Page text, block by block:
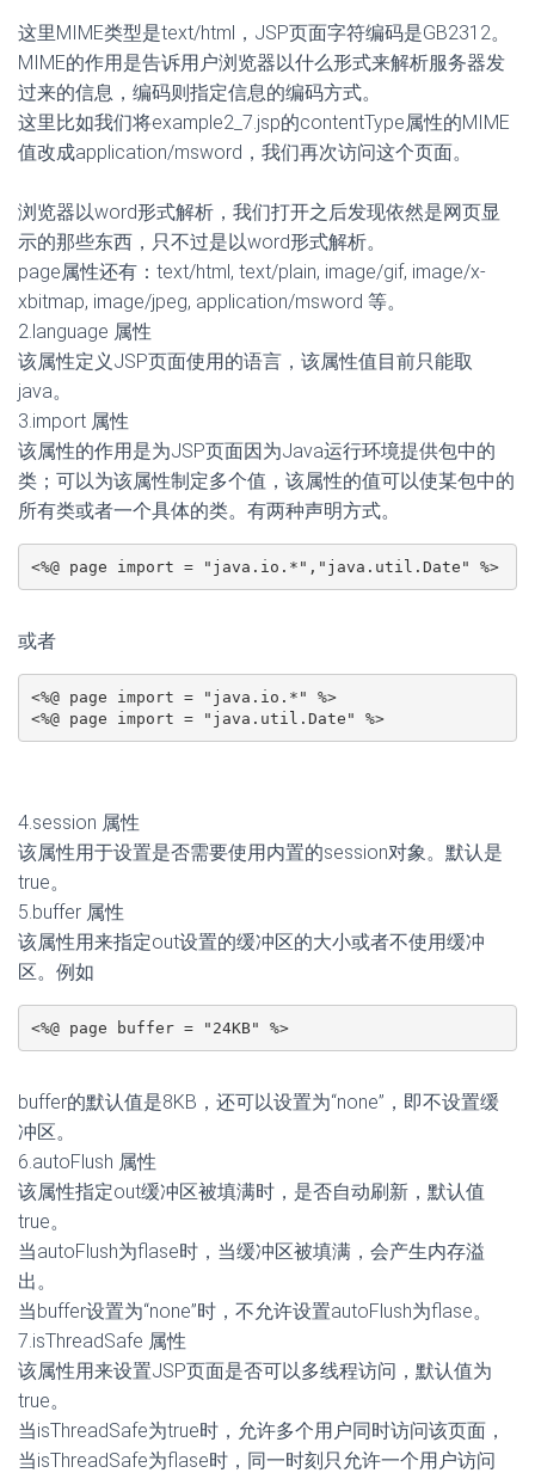
这里MIME类型是text/html，JSP页面字符编码是GB2312。
MIME的作用是告诉用户浏览器以什么形式来解析服务器发
过来的信息，编码则指定信息的编码方式。
这里比如我们将example2_7.jsp的contentType属性的MIME
值改成application/msword，我们再次访问这个页面。
浏览器以word形式解析，我们打开之后发现依然是网页显
示的那些东西，只不过是以word形式解析。
page属性还有：text/html, text/plain, image/gif, image/x-
xbitmap, image/jpeg, application/msword 等。
2.language 属性
该属性定义JSP页面使用的语言，该属性值目前只能取
java。
3.import 属性
该属性的作用是为JSP页面因为Java运行环境提供包中的
类；可以为该属性制定多个值，该属性的值可以使某包中的
所有类或者一个具体的类。有两种声明方式。
<%@ page import = "java.io.*","java.util.Date" %>
或者
<%@ page import = "java.io.*" %>
<%@ page import = "java.util.Date" %>
4.session 属性
该属性用于设置是否需要使用内置的session对象。默认是
true。
5.buffer 属性
该属性用来指定out设置的缓冲区的大小或者不使用缓冲
区。例如
<%@ page buffer = "24KB" %>
buffer的默认值是8KB，还可以设置为“none”，即不设置缓
冲区。
6.autoFlush 属性
该属性指定out缓冲区被填满时，是否自动刷新，默认值
true。
当autoFlush为flase时，当缓冲区被填满，会产生内存溢
出。
当buffer设置为“none”时，不允许设置autoFlush为flase。
7.isThreadSafe 属性
该属性用来设置JSP页面是否可以多线程访问，默认值为
true。
当isThreadSafe为true时，允许多个用户同时访问该页面，
当isThreadSafe为flase时，同一时刻只允许一个用户访问